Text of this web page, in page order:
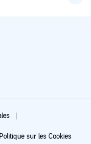
Politique sur les Cookies